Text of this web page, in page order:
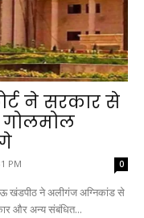
ने सरकार से
गोलमोल
PM 0
खंडपीठ ने अलीगंज अग्निकांड से
और अन्य संबंधित...